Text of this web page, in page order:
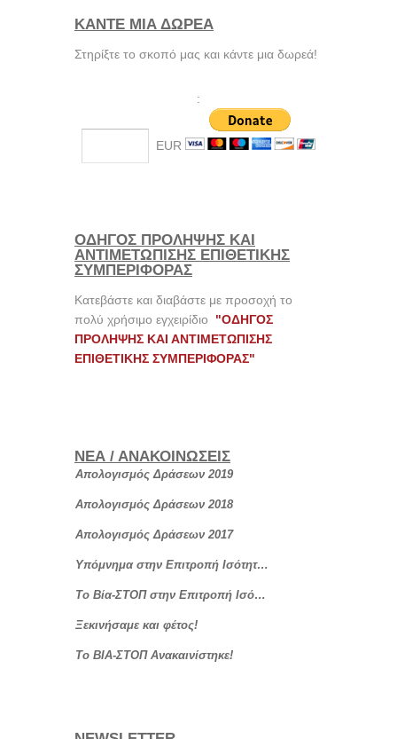
ΚΑΝΤΕ ΜΙΑ ΔΩΡΕΑ
Στηρίξτε το σκοπό μας και κάντε μια δωρεά!
:
EUR
ΟΔΗΓΟΣ ΠΡΟΛΗΨΗΣ ΚΑΙ
ΑΝΤΙΜΕΤΩΠΙΣΗΣ ΕΠΙΘΕΤΙΚΗΣ
ΣΥΜΠΕΡΙΦΟΡΑΣ
Κατεβάστε και διαβάστε με προσοχή το
πολύ χρήσιμο εγχειρίδιο
"ΟΔΗΓΟΣ
ΠΡΟΛΗΨΗΣ ΚΑΙ ΑΝΤΙΜΕΤΩΠΙΣΗΣ
ΕΠΙΘΕΤΙΚΗΣ ΣΥΜΠΕΡΙΦΟΡΑΣ"
ΝΕΑ / ΑΝΑΚΟΙΝΩΣΕΙΣ
Απολογισμός Δράσεων 2019
Απολογισμός Δράσεων 2018
Απολογισμός Δράσεων 2017
Υπόμνημα στην Επιτροπή Ισότητας, Νεολαίας και Δικαιωμάτων του Ανθρώπου
Το Βία-ΣΤΟΠ στην Επιτροπή Ισότητας, Νεολαίας και Δικαιωμάτων του Ανθρώπου
Ξεκινήσαμε και φέτος!
Το ΒΙΑ-ΣΤΟΠ Ανακαινίστηκε!